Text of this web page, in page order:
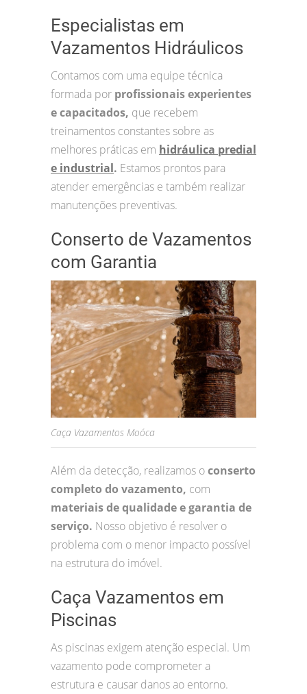
Especialistas em
Vazamentos Hidráulicos
Contamos com uma equipe técnica
formada por profissionais experientes
e capacitados, que recebem
treinamentos constantes sobre as
melhores práticas em hidráulica predial
e industrial. Estamos prontos para
atender emergências e também realizar
manutenções preventivas.
Conserto de Vazamentos
com Garantia
Caça Vazamentos Moóca
Além da detecção, realizamos oconserto
completo do vazamento, com
materiais de qualidade e garantia de
serviço. Nosso objetivo é resolver o
problema com o menor impacto possível
na estrutura do imóvel.
Caça Vazamentos em
Piscinas
As piscinas exigem atenção especial. Um
vazamento pode comprometer a
estrutura e causar danos ao entorno.